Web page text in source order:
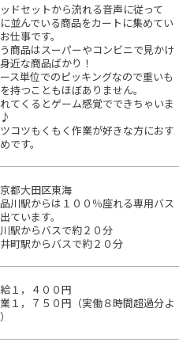
ドセットから流れる音声に従って
並んでいる商品をカートに集めてい
仕事です。
商品はスーパーやコンビニで見かけ
近な商品ばかり！
ス単位でのピッキングなので重いも
持つこともほぼありません。
てくるとゲーム感覚でできちゃいま
コツもくもく作業が好きな方におす
です。
都大田区東海
川駅からは１００％座れる専用バス
ています。
駅からバスで約２０分
町駅からバスで約２０分
１，４００円
１，７５０円（実働８時間超過分よ